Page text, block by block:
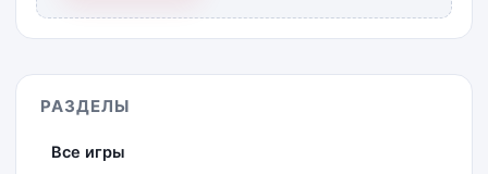
РАЗДЕЛЫ
Все игры